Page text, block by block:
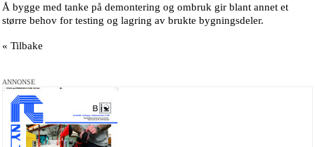
Å bygge med tanke på demontering og ombruk gir blant annet et
større behov for testing og lagring av brukte bygningsdeler.
« Tilbake
ANNONSE